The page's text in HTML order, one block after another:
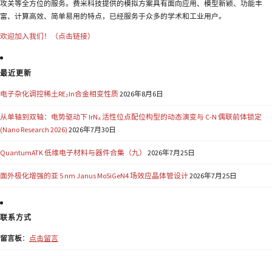
攻关等全方位的服务。费米科技提供的模拟方案具有面向应用、模型新颖、功能丰
富、计算高效、简单易用的特点，已经服务于众多的学术和工业用户。
欢迎加入我们！（点击链接）
最近更新
电子杂化调控稀土RE₂In合金相变性质2026年8月6日
从单轴到双轴：电势驱动下 IrN₄ 活性位点配位构型的动态演变与 C-N 偶联前体锁定
(Nano Research 2026) 2026年7月30日
QuantumATK 低维电子材料与器件合集（九） 2026年7月25日
面外极化增强的亚 5 nm Janus MoSiGeN4 场效应晶体管设计2026年7月25日
联系方式
留言板： 点击留言